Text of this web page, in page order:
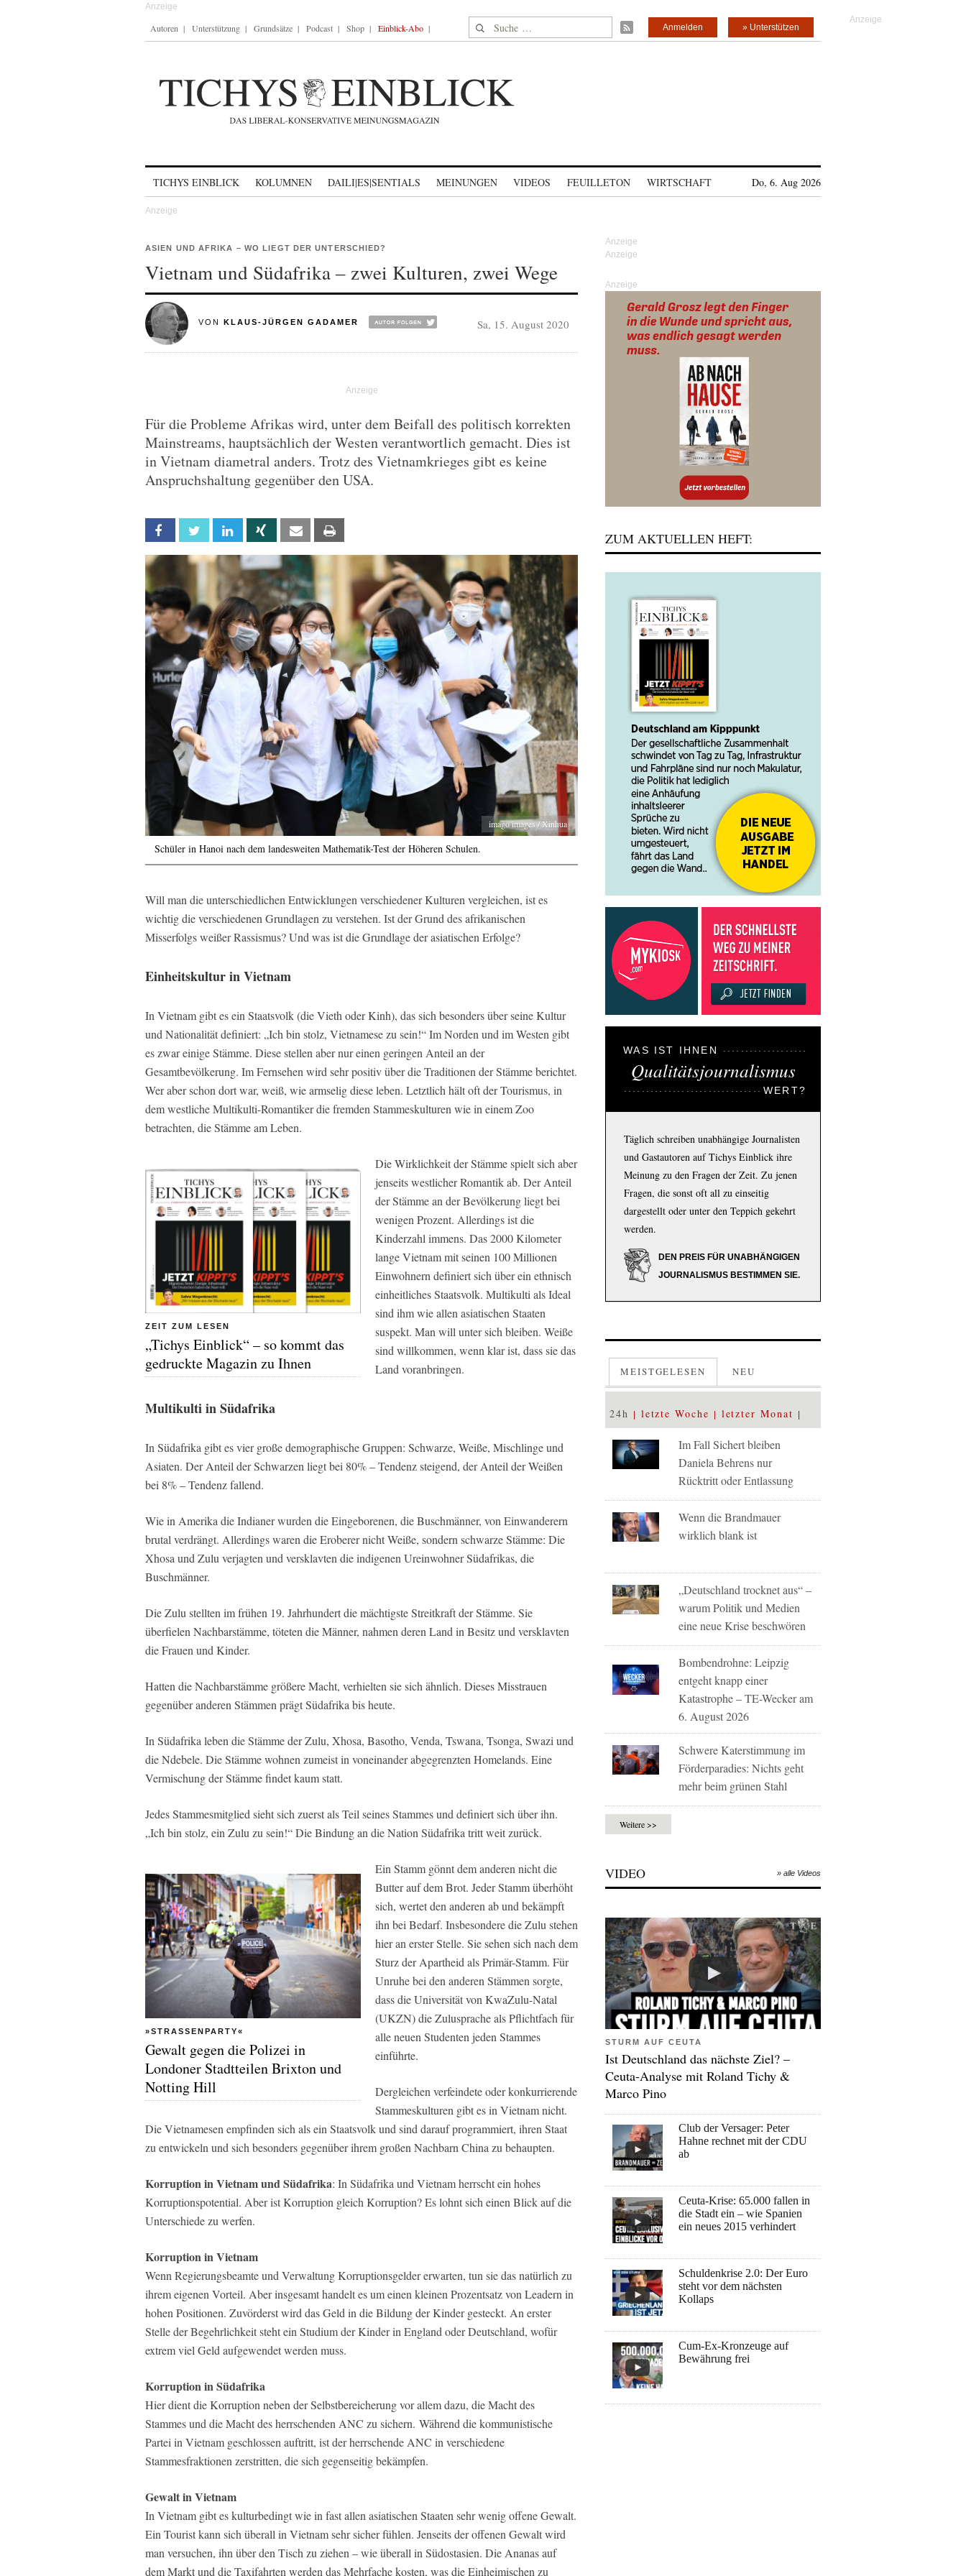
Autoren Unterstützung Grundsätze Podcast Shop Einblick-Abo Suche nach: » Unterstützen
Anmelden
TICHYS EINBLICK KOLUMNEN DAILI|ES|SENTIALS MEINUNGEN VIDEOS FEUILLETON WIRTSCHAFT Do, 6. Aug 2026
ASIEN UND AFRIKA – WO LIEGT DER UNTERSCHIED?
Vietnam und Südafrika – zwei Kulturen, zwei Wege
VON KLAUS-JÜRGEN GADAMER Sa, 15. August 2020
Für die Probleme Afrikas wird, unter dem Beifall des politisch korrekten
Mainstreams, hauptsächlich der Westen verantwortlich gemacht. Dies ist
in Vietnam diametral anders. Trotz des Vietnamkrieges gibt es keine
Anspruchshaltung gegenüber den USA.
Facebook Twitter Linkedin Xing Email
imago images / Xinhua
Schüler in Hanoi nach dem landesweiten Mathematik-Test der Höheren Schulen.
Will man die unterschiedlichen Entwicklungen verschiedener Kulturen vergleichen, ist es
wichtig die verschiedenen Grundlagen zu verstehen. Ist der Grund des afrikanischen
Misserfolgs weißer Rassismus? Und was ist die Grundlage der asiatischen Erfolge?
Einheitskultur in Vietnam
In Vietnam gibt es ein Staatsvolk (die Vieth oder Kinh), das sich besonders über seine Kultur
und Nationalität definiert: „Ich bin stolz, Vietnamese zu sein!“ Im Norden und im Westen gibt
es zwar einige Stämme. Diese stellen aber nur einen geringen Anteil an der
Gesamtbevölkerung. Im Fernsehen wird sehr positiv über die Traditionen der Stämme berichtet.
Wer aber schon dort war, weiß, wie armselig diese leben. Letztlich hält oft der Tourismus, in
dem westliche Multikulti-Romantiker die fremden Stammeskulturen wie in einem Zoo
betrachten, die Stämme am Leben.
ZEIT ZUM LESEN
„Tichys Einblick“ – so kommt das
gedruckte Magazin zu Ihnen
Die Wirklichkeit der Stämme spielt sich aber
jenseits westlicher Romantik ab. Der Anteil
der Stämme an der Bevölkerung liegt bei
wenigen Prozent. Allerdings ist die
Kinderzahl immens. Das 2000 Kilometer
lange Vietnam mit seinen 100 Millionen
Einwohnern definiert sich über ein ethnisch
einheitliches Staatsvolk. Multikulti als Ideal
sind ihm wie allen asiatischen Staaten
suspekt. Man will unter sich bleiben. Weiße
sind willkommen, wenn klar ist, dass sie das
Land voranbringen.
Multikulti in Südafrika
In Südafrika gibt es vier große demographische Gruppen: Schwarze, Weiße, Mischlinge und
Asiaten. Der Anteil der Schwarzen liegt bei 80% – Tendenz steigend, der Anteil der Weißen
bei 8% – Tendenz fallend.
Wie in Amerika die Indianer wurden die Eingeborenen, die Buschmänner, von Einwanderern
brutal verdrängt. Allerdings waren die Eroberer nicht Weiße, sondern schwarze Stämme: Die
Xhosa und Zulu verjagten und versklavten die indigenen Ureinwohner Südafrikas, die
Buschmänner.
Die Zulu stellten im frühen 19. Jahrhundert die mächtigste Streitkraft der Stämme. Sie
überfielen Nachbarstämme, töteten die Männer, nahmen deren Land in Besitz und versklavten
die Frauen und Kinder.
Hatten die Nachbarstämme größere Macht, verhielten sie sich ähnlich. Dieses Misstrauen
gegenüber anderen Stämmen prägt Südafrika bis heute.
In Südafrika leben die Stämme der Zulu, Xhosa, Basotho, Venda, Tswana, Tsonga, Swazi und
die Ndebele. Die Stämme wohnen zumeist in voneinander abgegrenzten Homelands. Eine
Vermischung der Stämme findet kaum statt.
Jedes Stammesmitglied sieht sich zuerst als Teil seines Stammes und definiert sich über ihn.
„Ich bin stolz, ein Zulu zu sein!“ Die Bindung an die Nation Südafrika tritt weit zurück.
»STRASSENPARTY«
Gewalt gegen die Polizei in
Londoner Stadtteilen Brixton und
Notting Hill
Ein Stamm gönnt dem anderen nicht die
Butter auf dem Brot. Jeder Stamm überhöht
sich, wertet den anderen ab und bekämpft
ihn bei Bedarf. Insbesondere die Zulu stehen
hier an erster Stelle. Sie sehen sich nach dem
Sturz der Apartheid als Primär-Stamm. Für
Unruhe bei den anderen Stämmen sorgte,
dass die Universität von KwaZulu-Natal
(UKZN) die Zulusprache als Pflichtfach für
alle neuen Studenten jeden Stammes
einführte.
Dergleichen verfeindete oder konkurrierende
Stammeskulturen gibt es in Vietnam nicht.
Die Vietnamesen empfinden sich als ein Staatsvolk und sind darauf programmiert, ihren Staat
zu entwickeln und sich besonders gegenüber ihrem großen Nachbarn China zu behaupten.
Korruption in Vietnam und Südafrika: In Südafrika und Vietnam herrscht ein hohes
Korruptionspotential. Aber ist Korruption gleich Korruption? Es lohnt sich einen Blick auf die
Unterschiede zu werfen.
Korruption in Vietnam
Wenn Regierungsbeamte und Verwaltung Korruptionsgelder erwarten, tun sie das natürlich zu
ihrem eigenen Vorteil. Aber insgesamt handelt es um einen kleinen Prozentsatz von Leadern in
hohen Positionen. Zuvörderst wird das Geld in die Bildung der Kinder gesteckt. An erster
Stelle der Begehrlichkeit steht ein Studium der Kinder in England oder Deutschland, wofür
extrem viel Geld aufgewendet werden muss.
Korruption in Südafrika
Hier dient die Korruption neben der Selbstbereicherung vor allem dazu, die Macht des
Stammes und die Macht des herrschenden ANC zu sichern. Während die kommunistische
Partei in Vietnam geschlossen auftritt, ist der herrschende ANC in verschiedene
Stammesfraktionen zerstritten, die sich gegenseitig bekämpfen.
Gewalt in Vietnam
In Vietnam gibt es kulturbedingt wie in fast allen asiatischen Staaten sehr wenig offene Gewalt.
Ein Tourist kann sich überall in Vietnam sehr sicher fühlen. Jenseits der offenen Gewalt wird
man versuchen, ihn über den Tisch zu ziehen – wie überall in Südostasien. Die Ananas auf
dem Markt und die Taxifahrten werden das Mehrfache kosten, was die Einheimischen zu
Anzeige
ZUM AKTUELLEN HEFT:
WAS IST IHNEN
Qualitätsjournalismus
WERT?
Täglich schreiben unabhängige Journalisten
und Gastautoren auf Tichys Einblick ihre
Meinung zu den Fragen der Zeit. Zu jenen
Fragen, die sonst oft all zu einseitig
dargestellt oder unter den Teppich gekehrt
werden.
DEN PREIS FÜR UNABHÄNGIGEN
JOURNALISMUS BESTIMMEN SIE.
MEISTGELESEN NEU
24h letzte Woche letzter Monat
Im Fall Sichert bleiben
Daniela Behrens nur
Rücktritt oder Entlassung
Wenn die Brandmauer
wirklich blank ist
„Deutschland trocknet aus“ –
warum Politik und Medien
eine neue Krise beschwören
Bombendrohne: Leipzig
entgeht knapp einer
Katastrophe – TE-Wecker am
6. August 2026
Schwere Katerstimmung im
Förderparadies: Nichts geht
mehr beim grünen Stahl
Weitere >>
VIDEO » alle Videos
STURM AUF CEUTA
Ist Deutschland das nächste Ziel? –
Ceuta-Analyse mit Roland Tichy &
Marco Pino
Club der Versager: Peter
Hahne rechnet mit der CDU
ab
Ceuta-Krise: 65.000 fallen in
die Stadt ein – wie Spanien
ein neues 2015 verhindert
Schuldenkrise 2.0: Der Euro
steht vor dem nächsten
Kollaps
Cum-Ex-Kronzeuge auf
Bewährung frei